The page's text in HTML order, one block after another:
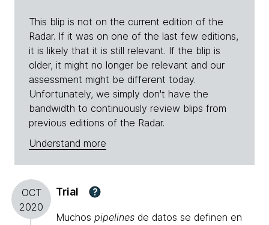
This blip is not on the current edition of the
Radar. If it was on one of the last few editions,
it is likely that it is still relevant. If the blip is
older, it might no longer be relevant and our
assessment might be different today.
Unfortunately, we simply don't have the
bandwidth to continuously review blips from
previous editions of the Radar.
Understand more
OCT
2020
Trial ?
Muchos pipelines de datos se definen en